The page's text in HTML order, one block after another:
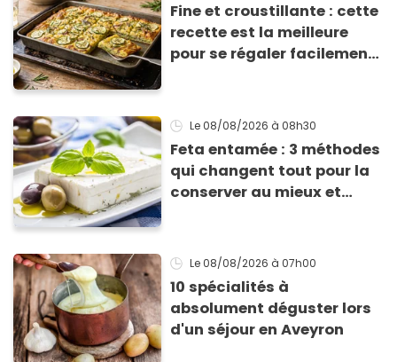
Fine et croustillante : cette
recette est la meilleure
pour se régaler facilement
Le 08/08/2026 à 08h30
Feta entamée : 3 méthodes
qui changent tout pour la
conserver au mieux et
Le 08/08/2026 à 07h00
10 spécialités à
absolument déguster lors
d'un séjour en Aveyron